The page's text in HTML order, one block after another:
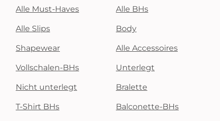
Alle Must-Haves Alle BHs
Alle Slips Body
Shapewear Alle Accessoires
Vollschalen-BHs Unterlegt
Nicht unterlegt Bralette
T-Shirt BHs Balconette-BHs